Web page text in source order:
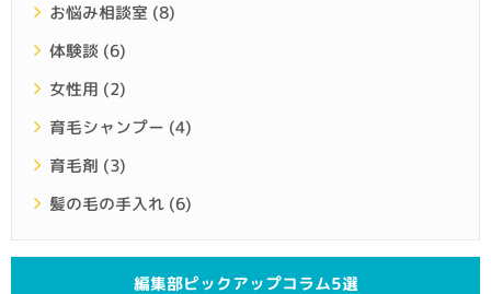
お悩み相談室 (8)
体験談 (6)
女性用 (2)
育毛シャンプー (4)
育毛剤 (3)
髪の毛の手入れ (6)
編集部ピックアップコラム5選